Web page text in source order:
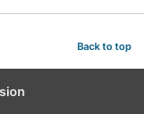
Back to top